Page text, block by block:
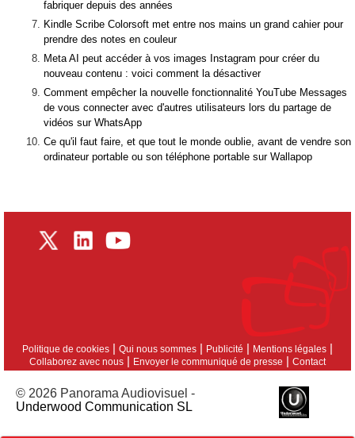
fabriquer depuis des années
Kindle Scribe Colorsoft met entre nos mains un grand cahier pour
prendre des notes en couleur
Meta AI peut accéder à vos images Instagram pour créer du
nouveau contenu : voici comment la désactiver
Comment empêcher la nouvelle fonctionnalité YouTube Messages
de vous connecter avec d'autres utilisateurs lors du partage de
vidéos sur WhatsApp
Ce qu'il faut faire, et que tout le monde oublie, avant de vendre son
ordinateur portable ou son téléphone portable sur Wallapop
Politique de cookies | Qui nous sommes | Publicité | Mentions légales |
Collaborez avec nous | Envoyer le communiqué de presse | Contact
© 2026 Panorama Audiovisuel -
Underwood Communication SL